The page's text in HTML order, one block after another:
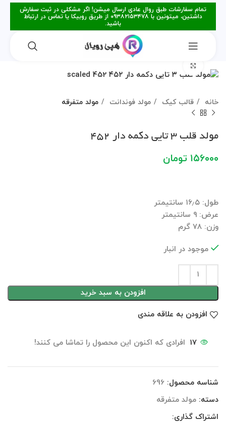
تمام سفارشات طبق روال عادی ارسال میشن! اگر مشکلی در ثبت سفارش
داشتین، میتونین با ۰۹۳۸۲۱۵۳۴۷۸ از طریق روبیکا یا تماس در ارتباط
باشید.
خانه قالب کیک مولد فوندانت مولد متفرقه
مولد قلب ۳ تایی دکمه دار ۴۵۲
۱۵۶۰۰۰ تومان
طول: ۱۶٫۵ سانتیمتر
عرض: ۹ سانتیمتر
وزن: ۷۸ گرم
موجود در انبار
افزودن به سبد خرید
افزودن به علاقه مندی
17 افرادی که اکنون این محصول را تماشا می کنند!
شناسه محصول: 696
دسته: مولد متفرقه
اشتراک گذاری: